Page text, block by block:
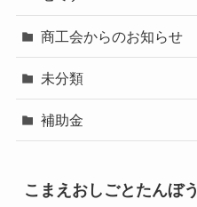
商工会からのお知らせ
未分類
補助金
こまえおしごとたんぼう